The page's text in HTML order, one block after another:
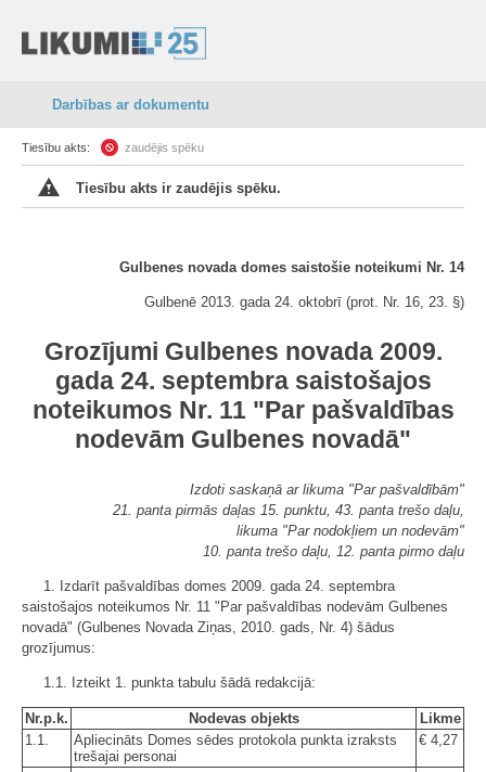
Darbības ar dokumentu
Tiesību akts: zaudējis spēku
Tiesību akts ir zaudējis spēku.
Gulbenes novada domes saistošie noteikumi Nr. 14
Gulbenē 2013. gada 24. oktobrī (prot. Nr. 16, 23. §)
Grozījumi Gulbenes novada 2009.
gada 24. septembra saistošajos
noteikumos Nr. 11 "Par pašvaldības
nodevām Gulbenes novadā"
Izdoti saskaņā ar likuma "Par pašvaldībām"
21. panta pirmās daļas 15. punktu, 43. panta trešo daļu,
likuma "Par nodokļiem un nodevām"
10. panta trešo daļu, 12. panta pirmo daļu
1. Izdarīt pašvaldības domes 2009. gada 24. septembra
saistošajos noteikumos Nr. 11 "Par pašvaldības nodevām Gulbenes
novadā" (Gulbenes Novada Ziņas, 2010. gads, Nr. 4) šādus
grozījumus:
1.1. Izteikt 1. punkta tabulu šādā redakcijā:
Nr.p.k. Nodevas objekts
Likme
1.1.
Apliecināts Domes sēdes protokola punkta izraksts
trešajai personai
€ 4,27